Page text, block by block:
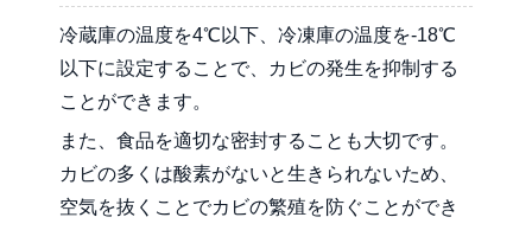
冷蔵庫の温度を4℃以下、冷凍庫の温度を-18℃
以下に設定することで、カビの発生を抑制する
ことができます。
また、食品を適切な密封することも大切です。
カビの多くは酸素がないと生きられないため、
空気を抜くことでカビの繁殖を防ぐことができ